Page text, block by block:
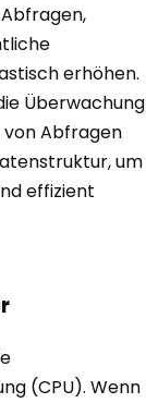
erhöhen.
Überwachung
Abfragen
um
effizient
(CPU). Wenn